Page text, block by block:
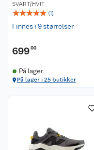
SVART/HVIT
☆☆☆☆☆ (1)
Finnes i 9 størrelser
69900
På lager
På lager i 25 butikker